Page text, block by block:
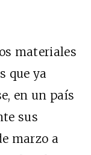
materiales
que ya
en un país
sus
marzo a